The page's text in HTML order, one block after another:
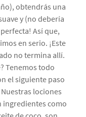
obtendrás una
y (no debería
Así que,
en serio. ¡Este
no termina allí.
Tenemos todo
el siguiente paso
lociones
como